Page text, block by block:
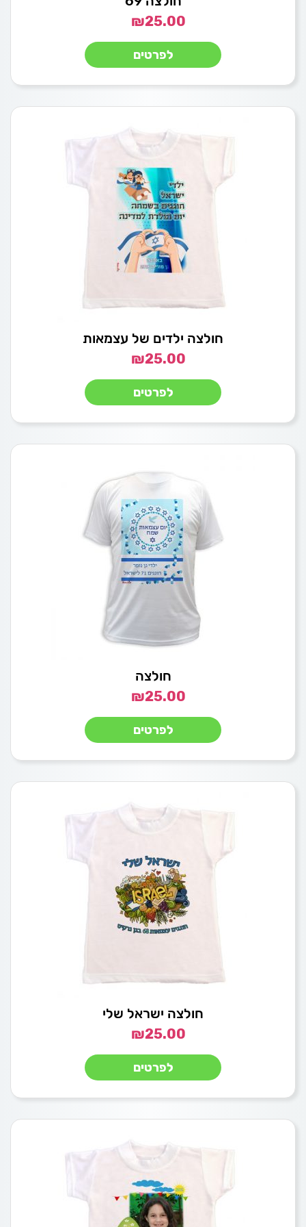
₪25.00
לפרטים
חולצה ילדים של עצמאות
₪25.00
לפרטים
חולצה
₪25.00
לפרטים
חולצה ישראל שלי
₪25.00
לפרטים